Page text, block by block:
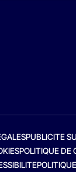
PUBLICITE
POLITIQUE DE